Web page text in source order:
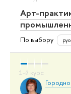
Арт-
По выбору